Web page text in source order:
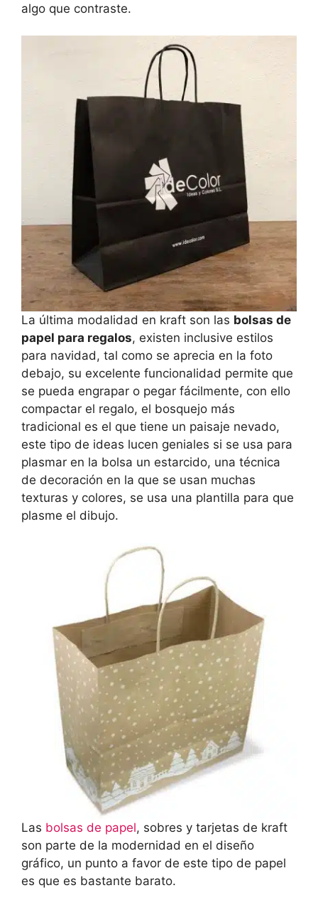
algo que contraste.
La última modalidad en kraft son las bolsas de
papel para regalos, existen inclusive estilos
para navidad, tal como se aprecia en la foto
debajo, su excelente funcionalidad permite que
se pueda engrapar o pegar fácilmente, con ello
compactar el regalo, el bosquejo más
tradicional es el que tiene un paisaje nevado,
este tipo de ideas lucen geniales si se usa para
plasmar en la bolsa un estarcido, una técnica
de decoración en la que se usan muchas
texturas y colores, se usa una plantilla para que
plasme el dibujo.
Las bolsas de papel, sobres y tarjetas de kraft
son parte de la modernidad en el diseño
gráfico, un punto a favor de este tipo de papel
es que es bastante barato.